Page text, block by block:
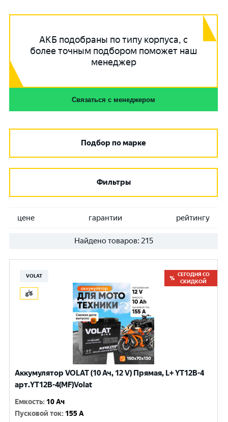
АКБ подобраны по типу корпуса, с
более точным подбором поможет наш
менеджер
Связаться с менеджером
Подбор по марке
Фильтры
цене гарантии рейтингу
Найдено товаров: 215
VOLAT
СЕГОДНЯ СО
СКИДКОЙ
Аккумулятор VOLAT (10 Ач, 12 V) Прямая, L+ YT12B-4
арт.YT12B-4(MF)Volat
Емкость: 10 Ач
Пусковой ток: 155 A